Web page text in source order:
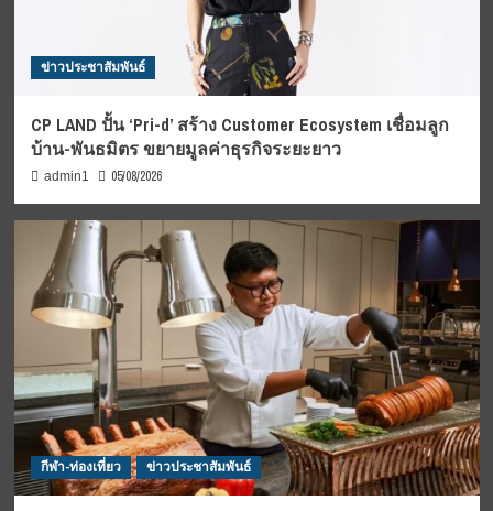
ข่าวประชาสัมพันธ์
CP LAND ปั้น ‘Pri-d’ สร้าง Customer Ecosystem เชื่อมลูก
บ้าน-พันธมิตร ขยายมูลค่าธุรกิจระยะยาว
admin1 05/08/2026
กีฬา-ท่องเที่ยว ข่าวประชาสัมพันธ์